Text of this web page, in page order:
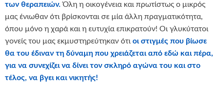
των θεραπειών. Όλη η οικογένεια και πρωτίστως ο μικρός
μας ένιωθαν ότι βρίσκονται σε μία άλλη πραγματικότητα,
όπου μόνο η χαρά και η ευτυχία επικρατούν! Οι γλυκύτατοι
γονείς του μας εκμυστηρεύτηκαν ότι οι στιγμές που βίωσε
θα του έδιναν τη δύναμη που χρειάζεται από εδώ και πέρα,
για να συνεχίζει να δίνει τον σκληρό αγώνα του και στο
τέλος, να βγει και νικητής!